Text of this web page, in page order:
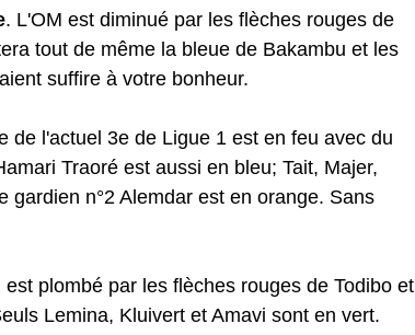
. L'OM est diminué par les flèches rouges de
tout de même la bleue de Bakambu et les
suffire à votre bonheur.
de l'actuel 3e de Ligue 1 est en feu avec du
Traoré est aussi en bleu; Tait, Majer,
gardien n°2 Alemdar est en orange. Sans
est plombé par les flèches rouges de Todibo et
Lemina, Kluivert et Amavi sont en vert.